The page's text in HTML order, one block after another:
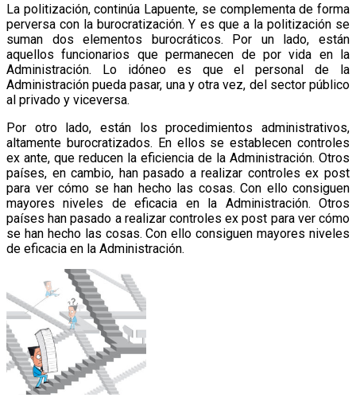
La politización, continúa Lapuente, se complementa de forma
perversa con la burocratización. Y es que a la politización se
suman dos elementos burocráticos. Por un lado, están
aquellos funcionarios que permanecen de por vida en la
Administración. Lo idóneo es que el personal de la
Administración pueda pasar, una y otra vez, del sector público
al privado y viceversa.
Por otro lado, están los procedimientos administrativos,
altamente burocratizados. En ellos se establecen controles
ex ante, que reducen la eficiencia de la Administración. Otros
países, en cambio, han pasado a realizar controles ex post
para ver cómo se han hecho las cosas. Con ello consiguen
mayores niveles de eficacia en la Administración. Otros
países han pasado a realizar controles ex post para ver cómo
se han hecho las cosas. Con ello consiguen mayores niveles
de eficacia en la Administración.